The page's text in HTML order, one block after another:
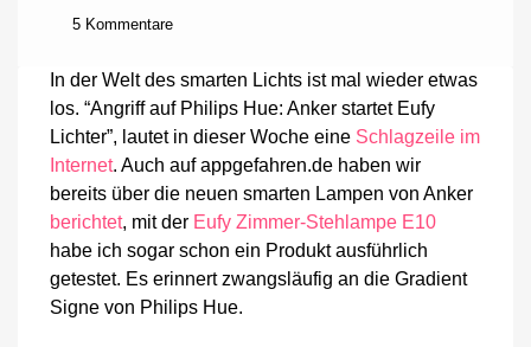
5 Kommentarezu
Wochenrückblick:
Ein
neuer
Konkurrent?
In der Welt des smarten Lichts ist mal wieder etwas
los. “Angriff auf Philips Hue: Anker startet Eufy
Lichter”, lautet in dieser Woche eine Schlagzeile im
Internet. Auch auf appgefahren.de haben wir
bereits über die neuen smarten Lampen von Anker
berichtet, mit der Eufy Zimmer-Stehlampe E10
habe ich sogar schon ein Produkt ausführlich
getestet. Es erinnert zwangsläufig an die Gradient
Signe von Philips Hue.